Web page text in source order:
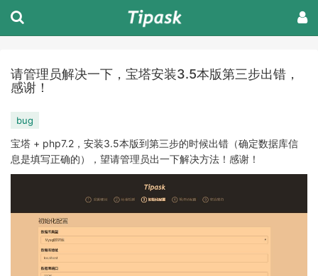
请管理员解决一下，宝塔安装3.5本版第三步出错，
感谢！
bug
宝塔 + php7.2，安装3.5本版到第三步的时候出错（确定数据库信
息是填写正确的），望请管理员出一下解决方法！感谢！